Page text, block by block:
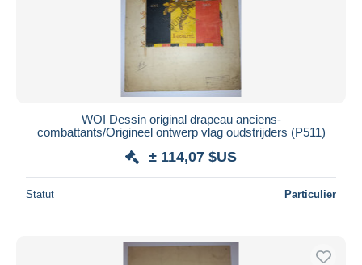
WOI Dessin original drapeau anciens-
combattants/Origineel ontwerp vlag oudstrijders (P511)
± 114,07 $US
Statut Particulier